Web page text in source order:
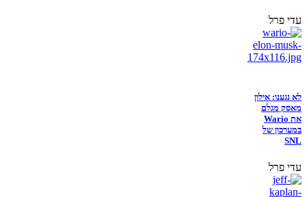
עדי פרל
לא נגענו: אילון
מאסק מגלם
את Wario
במערכון של
SNL
עדי פרל